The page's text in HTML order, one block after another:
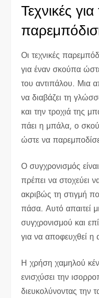
Τεχνικές
Οι τεχνικές
για έναν σκούπα
του αντιπάλου. Μια
να διαβάζει τη
και την τροχιά της
πάει η μπάλα, ο
ώστε να
Ο συγχρονισμός
πρέπει να στοχεύει
ακριβώς τη στιγμή
πάσα. Αυτό απαιτεί
συγχρονισμού και
για να αποφευχθεί η
Η χρήση χαμηλού
ενισχύσει την
διευκολύνοντας την